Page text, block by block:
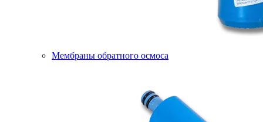
Мембраны обратного осмоса